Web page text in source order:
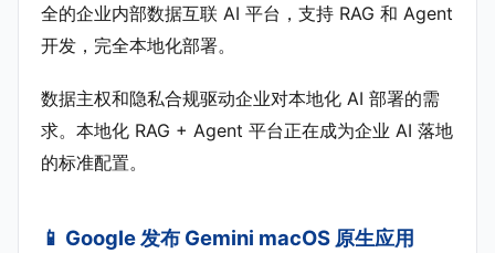
全的企业内部数据互联 AI 平台，支持 RAG 和 Agent
开发，完全本地化部署。
数据主权和隐私合规驱动企业对本地化 AI 部署的需
求。本地化 RAG + Agent 平台正在成为企业 AI 落地
的标准配置。
📱 Google 发布 Gemini macOS 原生应用